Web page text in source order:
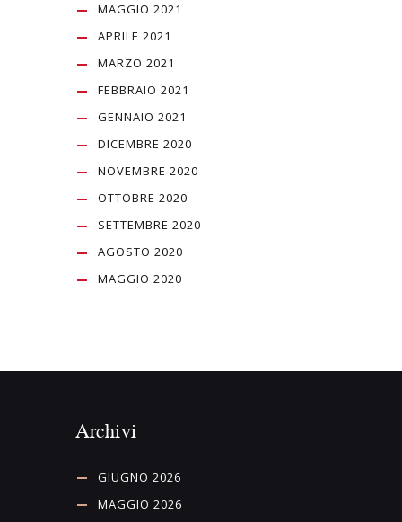
MAGGIO 2021
APRILE 2021
MARZO 2021
FEBBRAIO 2021
GENNAIO 2021
DICEMBRE 2020
NOVEMBRE 2020
OTTOBRE 2020
SETTEMBRE 2020
AGOSTO 2020
MAGGIO 2020
Archivi
GIUGNO 2026
MAGGIO 2026